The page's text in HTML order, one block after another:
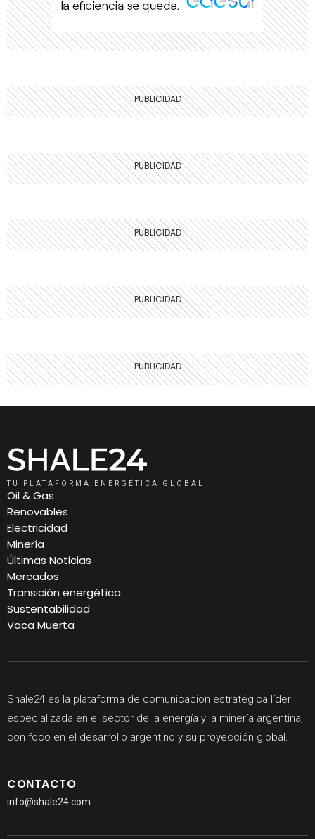
TU PLATAFORMA ENERGÉTICA GLOBAL
Oil & Gas
Renovables
Electricidad
Minería
Últimas Noticias
Mercados
Transición energética
Sustentabilidad
Vaca Muerta
Shale24 es la plataforma de comunicación estratégica líder
especializada en el sector de la energía y la minería argentina,
con foco en el desarrollo argentino y su proyección global.
CONTACTO
info@shale24.com